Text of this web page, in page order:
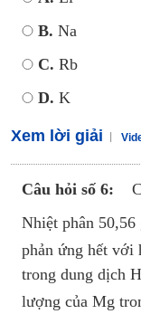
B. Na
C. Rb
D. K
Xem lời giải
Câu hỏi số 6:
Nhiệt phân
phản ứng hết với
trong dung dịch H
lượng của Mg